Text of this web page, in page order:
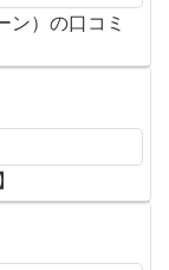
ン）の口コミ